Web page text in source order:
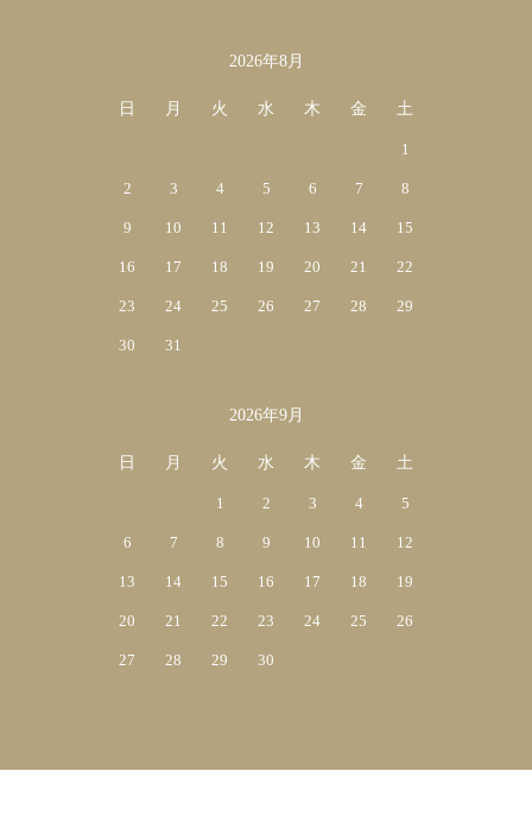
2026年8月
日 月 火 水 木 金 土
1
2 3 4 5 6 7 8
9 10 11 12 13 14 15
16 17 18 19 20 21 22
23 24 25 26 27 28 29
30 31
2026年9月
日 月 火 水 木 金 土
1 2 3 4 5
6 7 8 9 10 11 12
13 14 15 16 17 18 19
20 21 22 23 24 25 26
27 28 29 30